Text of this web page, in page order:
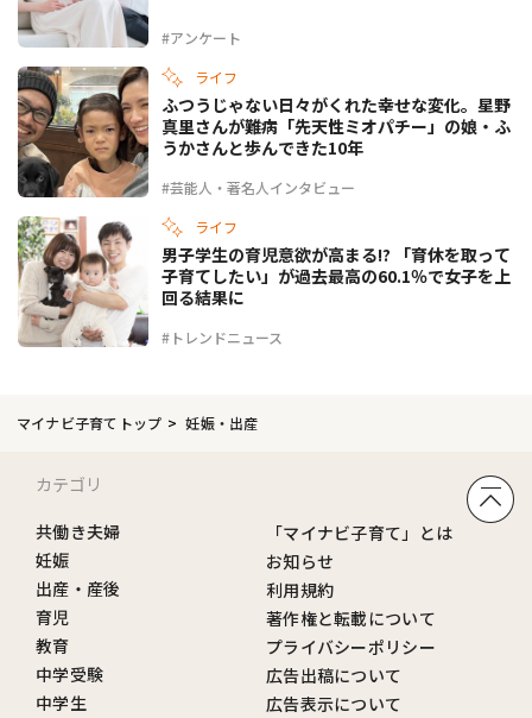
#アンケート
ライフ
#芸能人・著名人インタビュー
ふつうじゃない日々がくれた幸せな変化。星野
真里さんが難病「先天性ミオパチー」の娘・ふ
うかさんと歩んできた10年
ライフ
#トレンドニュース
男子学生の育児意欲が高まる!? 「育休を取って
子育てしたい」が過去最高の60.1％で女子を上
回る結果に
マイナビ子育てトップ 妊娠・出産
カテゴリ
共働き夫婦
妊娠
出産・産後
育児
教育
中学受験
中学生
「マイナビ子育て」とは
お知らせ
利用規約
著作権と転載について
プライバシーポリシー
広告出稿について
広告表示について